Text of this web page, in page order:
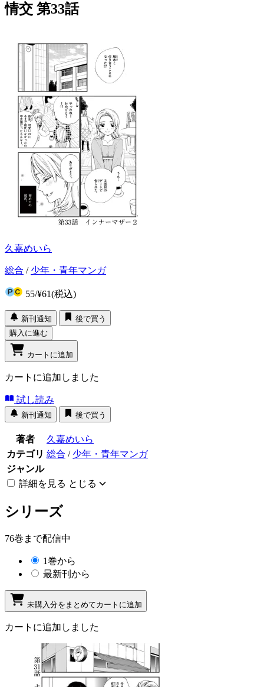
情交 第33話
久嘉めいら
総合 / 少年・青年マンガ
55/¥61(税込)
新刊通知
後で買う
購入に進む
カートに追加
カートに追加しました
試し読み
新刊通知 後で買う
著者
久嘉めいら
カテゴリ 総合 / 少年・青年マンガ
ジャンル
詳細を見る とじる
シリーズ
76巻まで配信中
1巻から
最新刊から
未購入分をまとめてカートに追加
カートに追加しました